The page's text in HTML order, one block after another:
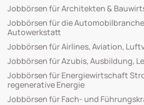
Jobbörsen für Architekten &
Jobbörsen für die
Autowerkstatt
Jobbörsen für Airlines, Aviation,
Jobbörsen für Azubis, Ausbildung,
Jobbörsen für Energiewirtschaft
regenerative Energie
Jobbörsen für Fach- und